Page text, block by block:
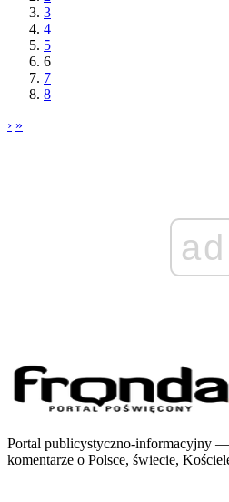
3
4
5
6
7
8
› »
ad
Portal publicystyczno-informacyjny
komentarze o Polsce, świecie,